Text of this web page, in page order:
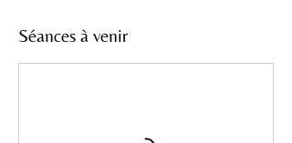
Séances à venir